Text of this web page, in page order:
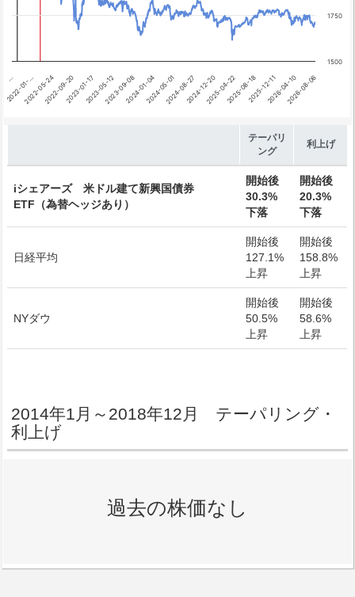
…
2022-01-…2022-05-242022-09-202023-01-172023-05-122023-09-082024-01-042024-05-012024-08-272024-12-202025-04-222025-08-182025-12-112026-04-102026-08-06
1500
1750
テーパリ
ング
利上げ
iシェアーズ 米ドル建て新興国債券
ETF（為替ヘッジあり）
開始後
30.3%
下落
開始後
20.3%
下落
日経平均
開始後
127.1%
上昇
開始後
158.8%
上昇
NYダウ
開始後
50.5%
上昇
開始後
58.6%
上昇
2014年1月～2018年12月 テーパリング・
利上げ
過去の株価なし